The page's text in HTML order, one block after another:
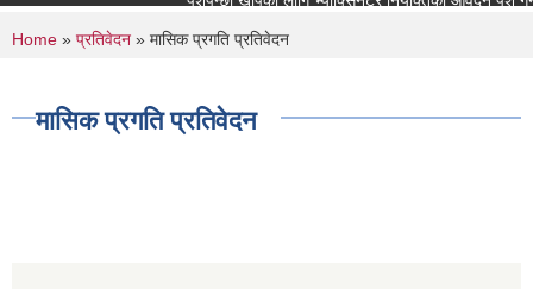
You are here
Home » प्रतिवेदन » मासिक प्रगति प्रतिवेदन
मासिक प्रगति प्रतिवेदन